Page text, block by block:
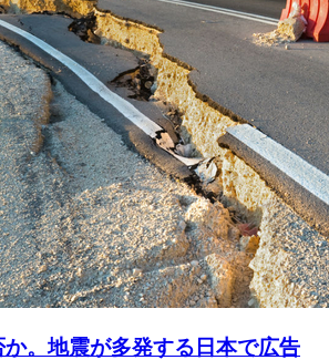
。地震が多発する日本で広告